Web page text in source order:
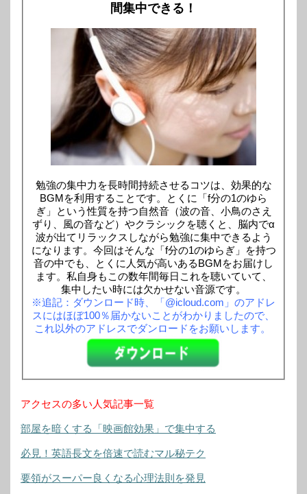
間集中できる！
勉強の集中力を長時間持続させるコツは、効果的な
BGMを利用することです。とくに「f分の1のゆら
ぎ」という性質を持つ自然音（波の音、小鳥のさえ
ずり、風の音など）やクラシックを聴くと、脳内でα
波が出てリラックスしながら勉強に集中できるよう
になります。今回はそんな「f分の1のゆらぎ」を持つ
音の中でも、とくに人気が高いあるBGMをお届けし
ます。私自身もこの数年間毎日これを聴いていて、
集中したい時には欠かせない音源です。
※追記：ダウンロード時、「@icloud.com」のアドレ
スにはほぼ100％届かないことがわかりましたので、
これ以外のアドレスでダンロードをお願いします。
アクセスの多い人気記事一覧
部屋を暗くする「映画館効果」で集中する
必見！英語長文を倍速で読むマル秘テク
要領がスーパー良くなる心理法則を発見